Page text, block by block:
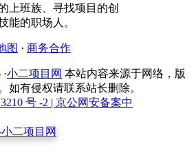
上班族、寻找项目的创
能的职场人。
图 · 商务合作
小二项目网 本站内容来源于网络，版
如有侵权请联系站长删除。
号 -2 | 京公网安备案中